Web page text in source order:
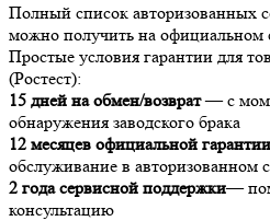
Полный список авторизованных
можно получить на официальном
Простые условия гарантии для
(Ростест):
15 дней на обмен/возврат— с
обнаружения заводского брака
12 месяцев официальной гарантии
обслуживание в авторизованном
2 года сервисной поддержки—
консультацию